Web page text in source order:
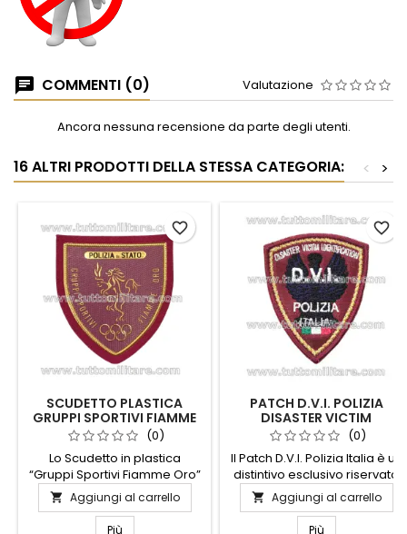
COMMENTI (0) Valutazione
Ancora nessuna recensione da parte degli utenti.
16 ALTRI PRODOTTI DELLA STESSA CATEGORIA: >
<
SCUDETTO PLASTICA
GRUPPI SPORTIVI FIAMME
ORO POLIZIA DI STATO
(0)
Lo Scudetto in plastica
“Gruppi Sportivi Fiamme Oro”
Polizia di Stato è un distintivo
tecnico e simbolico,
progettato per
 Aggiungi al carrello
Più
favorite_border
PATCH D.V.I. POLIZIA
DISASTER VICTIM
IDENTIFICATION
(0)
Il Patch D.V.I. Polizia Italia è un
distintivo esclusivo riservato
agli appartenenti alla Polizia
di Stato, simbolo di
professionalità e impegno
 Aggiungi al carrello
Più
favorite_border